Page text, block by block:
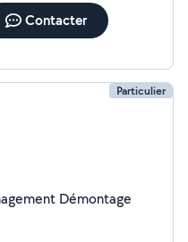
Contacter
Particulier